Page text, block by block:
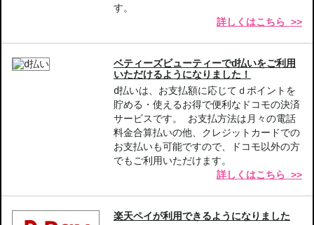
【こんな方へおすすめ】
色持ちの良い口紅をお探しの方
商品番号：
JAN/UPC：3614273307888
発色がよい にじみにくい
す。
詳しくはこちら >>
ベティーズビューティーでd払いをご利用
いただけるようになりました！
d払いは、お支払額に応じてｄポイントを
貯める・使えるお得で便利なドコモの決済
サービスです。 お支払方法は月々の電話
料金合算払いの他、クレジットカードでの
お支払いも可能ですので、ドコモ以外の方
でもご利用いただけます。
詳しくはこちら >>
楽天ペイが利用できるようになりました